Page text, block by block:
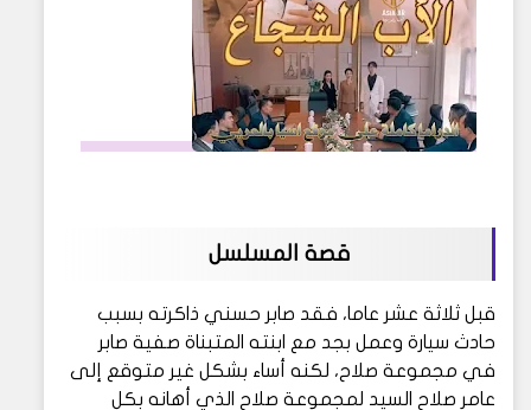
قصة المسلسل
قبل ثلاثة عشر عاما، فقد صابر حسني ذاكرته بسبب
حادث سيارة وعمل بجد مع ابنته المتبناة صفية صابر
في مجموعة صلاح، لكنه أساء بشكل غير متوقع إلى
عامر صلاح السيد لمجموعة صلاح الذي أهانه بكل